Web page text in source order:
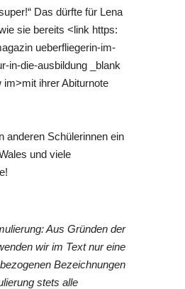
Das dürfte für Lena
sie bereits <link https:
ueberfliegerin-im-
in-die-ausbildung _blank
ihrer Abiturnote
anderen Schülerinnen ein
und viele
Aus Gründen der
wir im Text nur eine
Bezeichnungen
stets alle